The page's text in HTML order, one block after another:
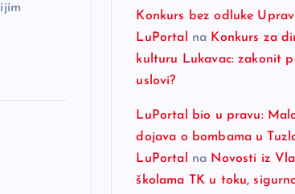
Konkurs bez odluke
LuPortal
na Konkurs za
kulturu Lukavac: zakonit
uslovi?
LuPortal bio u pravu:
dojava o bombama u
LuPortal
na Novosti iz
školama TK u toku,